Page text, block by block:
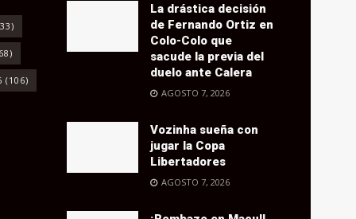
(106)
La drástica decisión
de Fernando Ortiz en
Colo-Colo que
sacude la previa del
duelo ante Calera
AGOSTO 7, 2026
Vozinha sueña con
jugar la Copa
Libertadores
AGOSTO 7, 2026